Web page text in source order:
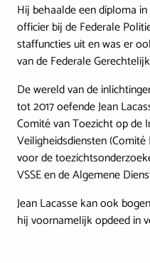
Hij behaalde een diploma
officier bij de Federale
staffuncties uit en was er
van de Federale
De wereld van de
tot 2017 oefende Jean
Comité van Toezicht op de
Veiligheidsdiensten
voor de
VSSE en de Algemene
Jean Lacasse kan ook
hij voornamelijk opdeed in